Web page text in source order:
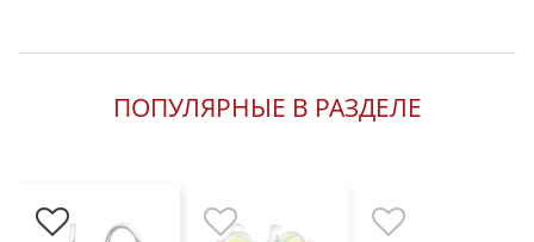
ПОПУЛЯРНЫЕ В РАЗДЕЛЕ